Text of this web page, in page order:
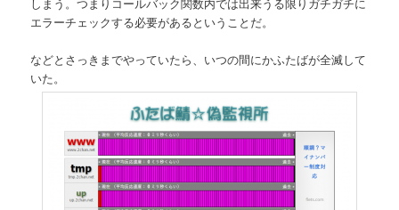
エラーチェックする必要があるということだ。
などとさっきまでやっていたら、いつの間にかふたばが全滅して
いた。